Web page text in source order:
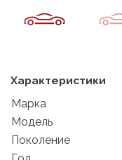
Характеристики
Марка
Модель
Поколение